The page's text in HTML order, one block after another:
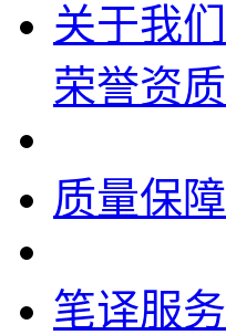
关于我们
荣誉资质
质量保障
笔译服务